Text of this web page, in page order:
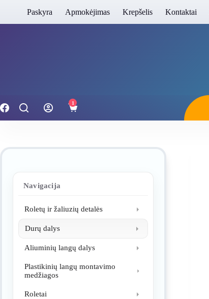
content
Paskyra Apmokėjimas Krepšelis Kontaktai
Shopping
cart
1
Navigacija
Roletų ir žaliuzių detalės
Durų dalys
Aliuminių langų dalys
Plastikinių langų montavimo
medžiagos
Roletai